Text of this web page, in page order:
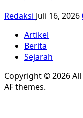
Redaksi Juli 16, 2026
Artikel
Berita
Sejarah
Copyright © 2026
AF themes.